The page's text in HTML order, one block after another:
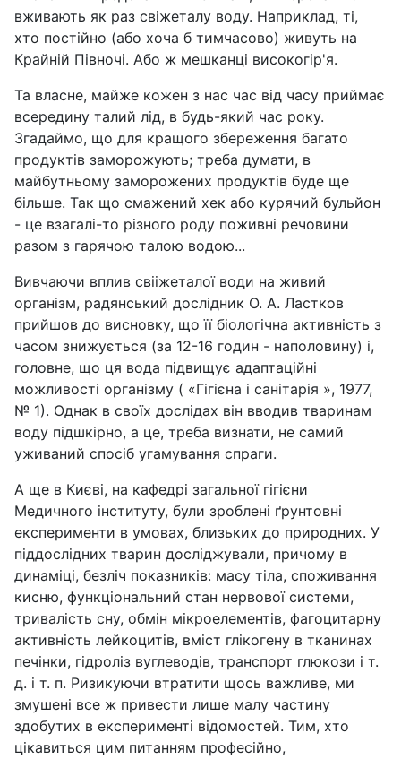
вживають як раз свіжеталу воду. Наприклад, ті,
хто постійно (або хоча б тимчасово) живуть на
Крайній Півночі. Або ж мешканці високогір'я.
Та власне, майже кожен з нас час від часу приймає
всередину талий лід, в будь-який час року.
Згадаймо, що для кращого збереження багато
продуктів заморожують; треба думати, в
майбутньому заморожених продуктів буде ще
більше. Так що смажений хек або курячий бульйон
- це взагалі-то різного роду поживні речовини
разом з гарячою талою водою...
Вивчаючи вплив свііжеталої води на живий
організм, радянський дослідник О. А. Ластков
прийшов до висновку, що її біологічна активність з
часом знижується (за 12-16 годин - наполовину) і,
головне, що ця вода підвищує адаптаційні
можливості організму ( «Гігієна і санітарія », 1977,
№ 1). Однак в своїх дослідах він вводив тваринам
воду підшкірно, а це, треба визнати, не самий
уживаний спосіб угамування спраги.
А ще в Києві, на кафедрі загальної гігієни
Медичного інституту, були зроблені ґрунтовні
експерименти в умовах, близьких до природних. У
піддослідних тварин досліджували, причому в
динаміці, безліч показників: масу тіла, споживання
кисню, функціональний стан нервової системи,
тривалість сну, обмін мікроелементів, фагоцитарну
активність лейкоцитів, вміст глікогену в тканинах
печінки, гідроліз вуглеводів, транспорт глюкози і т.
д. і т. п. Ризикуючи втратити щось важливе, ми
змушені все ж привести лише малу частину
здобутих в експерименті відомостей. Тим, хто
цікавиться цим питанням професійно,